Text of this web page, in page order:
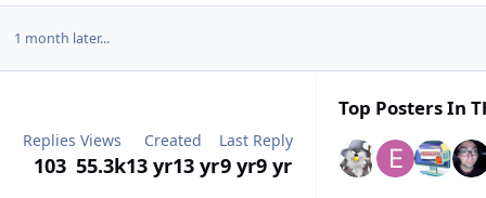
1 month later...
Replies
103
Views
55.3k
Created
13 yr13 yr
Last Reply
9 yr9 yr
Top Posters In